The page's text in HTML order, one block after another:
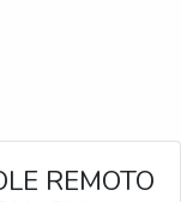
REMOTO